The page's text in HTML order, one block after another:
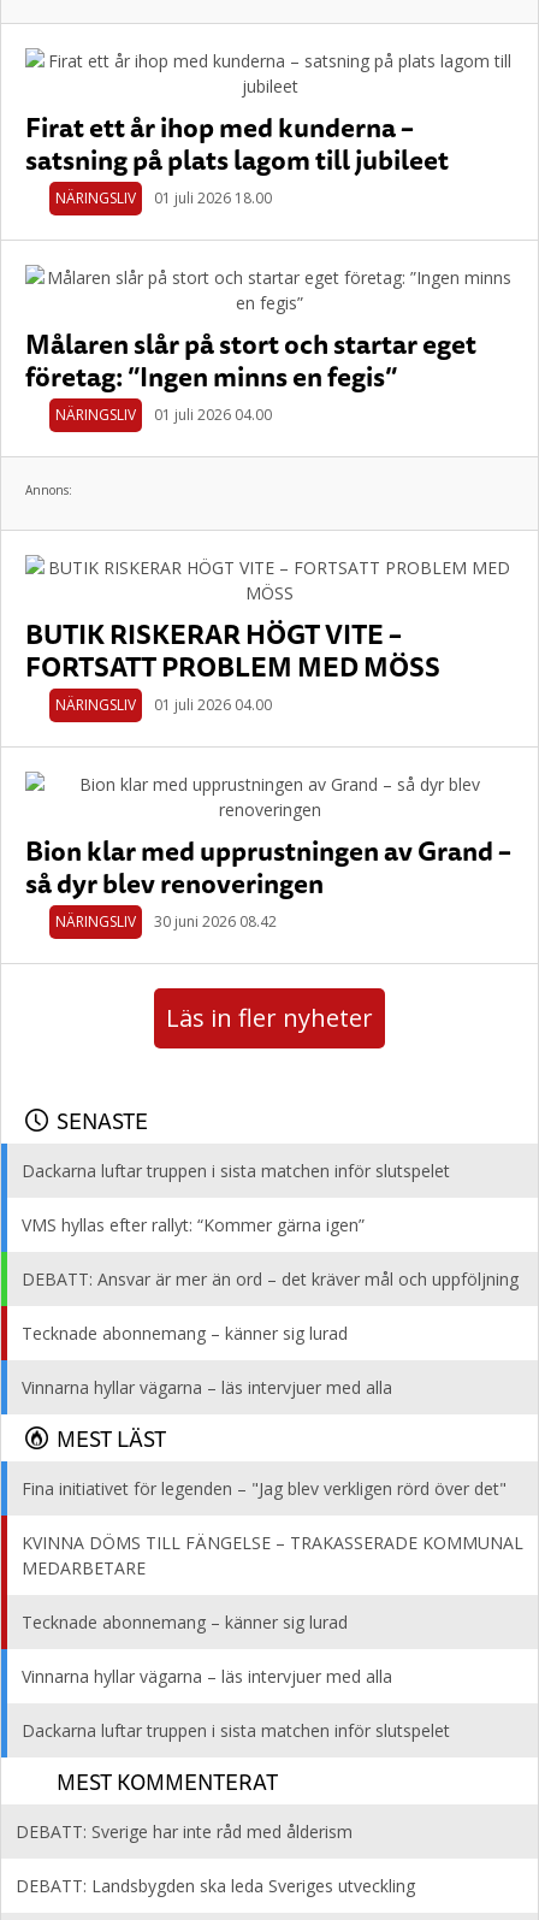
Firat ett år ihop med kunderna –
satsning på plats lagom till jubileet
NÄRINGSLIV 01 juli 2026 18.00
Målaren slår på stort och startar eget
företag: ”Ingen minns en fegis”
NÄRINGSLIV 01 juli 2026 04.00
Annons:
BUTIK RISKERAR HÖGT VITE –
FORTSATT PROBLEM MED MÖSS
NÄRINGSLIV 01 juli 2026 04.00
Bion klar med upprustningen av Grand –
så dyr blev renoveringen
NÄRINGSLIV 30 juni 2026 08.42
Läs in fler nyheter
SENASTE
Dackarna luftar truppen i sista matchen inför slutspelet
VMS hyllas efter rallyt: “Kommer gärna igen”
DEBATT: Ansvar är mer än ord – det kräver mål och uppföljning
Tecknade abonnemang – känner sig lurad
Vinnarna hyllar vägarna – läs intervjuer med alla
MEST LÄST
Fina initiativet för legenden – "Jag blev verkligen rörd över det"
KVINNA DÖMS TILL FÄNGELSE – TRAKASSERADE KOMMUNAL
MEDARBETARE
Tecknade abonnemang – känner sig lurad
Vinnarna hyllar vägarna – läs intervjuer med alla
Dackarna luftar truppen i sista matchen inför slutspelet
MEST KOMMENTERAT
DEBATT: Sverige har inte råd med ålderism
DEBATT: Landsbygden ska leda Sveriges utveckling